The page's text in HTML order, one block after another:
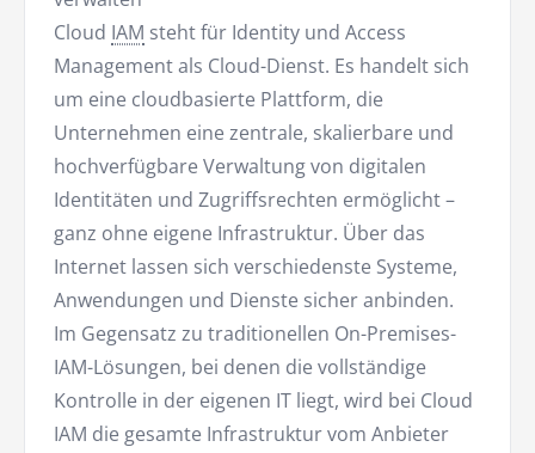
Cloud IAM steht für Identity und Access
Management als Cloud-Dienst. Es handelt sich
um eine cloudbasierte Plattform, die
Unternehmen eine zentrale, skalierbare und
hochverfügbare Verwaltung von digitalen
Identitäten und Zugriffsrechten ermöglicht –
ganz ohne eigene Infrastruktur. Über das
Internet lassen sich verschiedenste Systeme,
Anwendungen und Dienste sicher anbinden.
Im Gegensatz zu traditionellen On-Premises-
IAM-Lösungen, bei denen die vollständige
Kontrolle in der eigenen IT liegt, wird bei Cloud
IAM die gesamte Infrastruktur vom Anbieter